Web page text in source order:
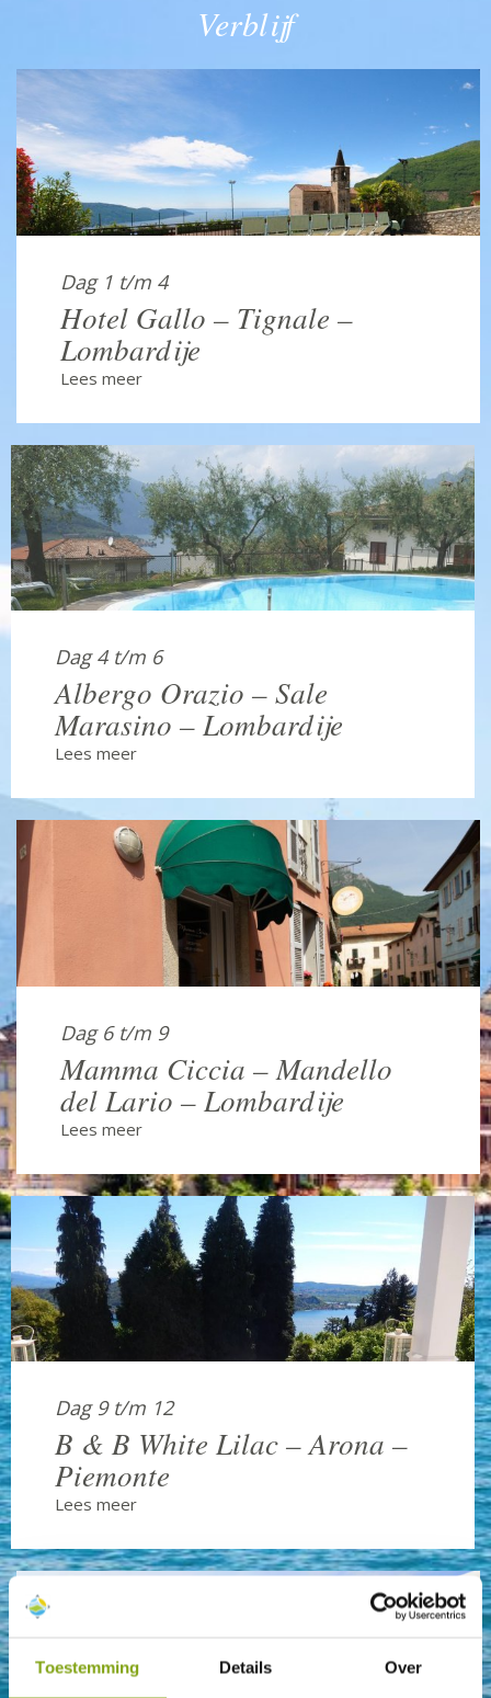
Toestemming Details Over
Verblijf
Dag 1 t/m 4
Hotel Gallo – Tignale –
Lombardije
Lees meer
Dag 4 t/m 6
Albergo Orazio – Sale
Marasino – Lombardije
Lees meer
Dag 6 t/m 9
Mamma Ciccia – Mandello
del Lario – Lombardije
Lees meer
Dag 9 t/m 12
B & B White Lilac – Arona –
Piemonte
Lees meer